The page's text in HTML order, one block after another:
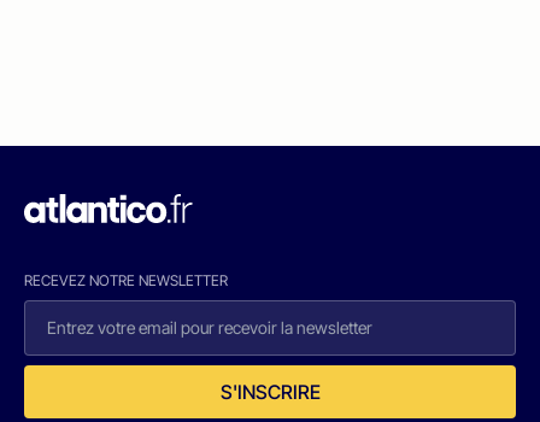
RECEVEZ NOTRE NEWSLETTER
S'INSCRIRE